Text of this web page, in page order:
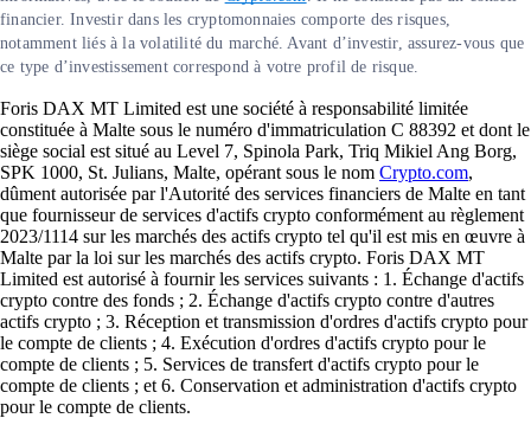
financier. Investir dans les cryptomonnaies comporte des risques,
notamment liés à la volatilité du marché. Avant d’investir, assurez-vous que
ce type d’investissement correspond à votre profil de risque.
Foris DAX MT Limited est une société à responsabilité limitée
constituée à Malte sous le numéro d'immatriculation C 88392 et dont le
siège social est situé au Level 7, Spinola Park, Triq Mikiel Ang Borg,
SPK 1000, St. Julians, Malte, opérant sous le nom Crypto.com,
dûment autorisée par l'Autorité des services financiers de Malte en tant
que fournisseur de services d'actifs crypto conformément au règlement
2023/1114 sur les marchés des actifs crypto tel qu'il est mis en œuvre à
Malte par la loi sur les marchés des actifs crypto. Foris DAX MT
Limited est autorisé à fournir les services suivants : 1. Échange d'actifs
crypto contre des fonds ; 2. Échange d'actifs crypto contre d'autres
actifs crypto ; 3. Réception et transmission d'ordres d'actifs crypto pour
le compte de clients ; 4. Exécution d'ordres d'actifs crypto pour le
compte de clients ; 5. Services de transfert d'actifs crypto pour le
compte de clients ; et 6. Conservation et administration d'actifs crypto
pour le compte de clients.